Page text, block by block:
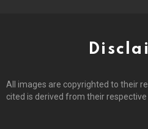
All images are copyrighted to their
cited is derived from their respective